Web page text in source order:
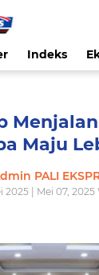
Indeks
Maju
PALI
2025 | Mei 07, 2025